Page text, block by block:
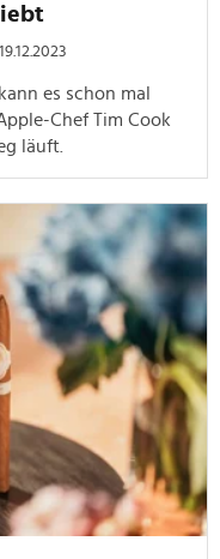
es schon mal
Chef Tim Cook
läuft.